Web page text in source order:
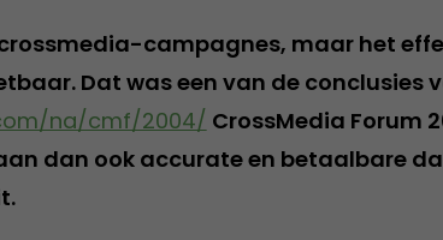
campagnes, maar het
Dat was een van de conclusies
na/cmf/2004/ CrossMedia Forum
dan ook accurate en betaalbare